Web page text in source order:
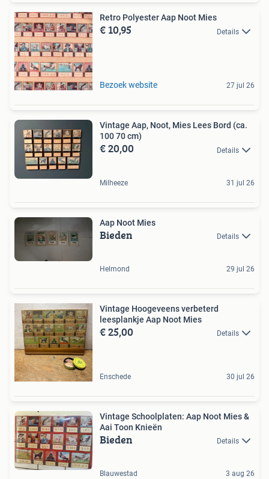
Retro Polyester Aap Noot Mies
€ 10,95 Details
Bezoek website 27 jul 26
Vintage Aap, Noot, Mies Lees Bord (ca.
100 70 cm)
€ 20,00 Details
Milheeze 31 jul 26
Aap Noot Mies
Bieden Details
Helmond 29 jul 26
Vintage Hoogeveens verbeterd
leesplankje Aap Noot Mies
€ 25,00 Details
Enschede 30 jul 26
Vintage Schoolplaten: Aap Noot Mies &
Aai Toon Knieën
Bieden Details
Blauwestad 3 aug 26